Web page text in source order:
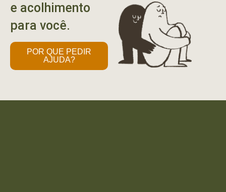
e acolhimento
para você.
POR QUE PEDIR
AJUDA?